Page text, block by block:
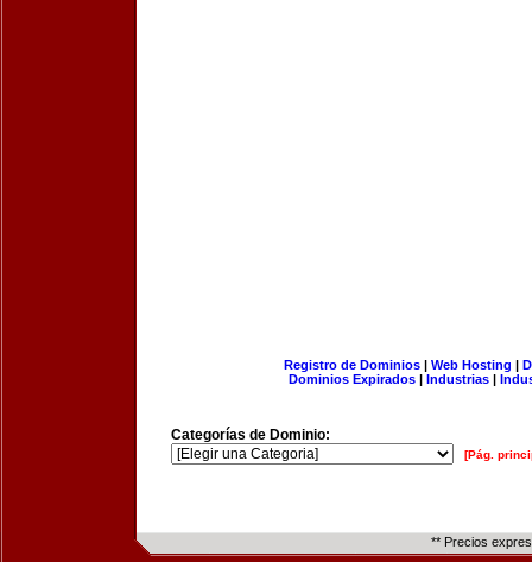
Registro de Dominios| Web Hosting |
Dominios Expirados | Industrias |
Categorías de Dominio:
[Pág.
** Precios